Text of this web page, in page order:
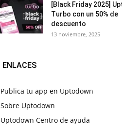
[Black Friday 2025]
Turbo con un 50% de
descuento
13 noviembre, 2025
ENLACES
Publica tu app en Uptodown
Sobre Uptodown
Uptodown Centro de ayuda